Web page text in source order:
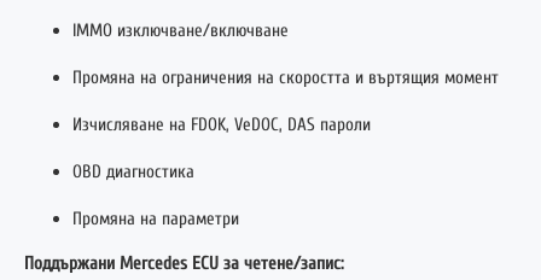
IMMO изключване/включване
Промяна на ограничения на скоростта и въртящия момент
Изчисляване на FDOK, VeDOC, DAS пароли
OBD диагностика
Промяна на параметри
Поддържани Mercedes ECU за четене/запис: